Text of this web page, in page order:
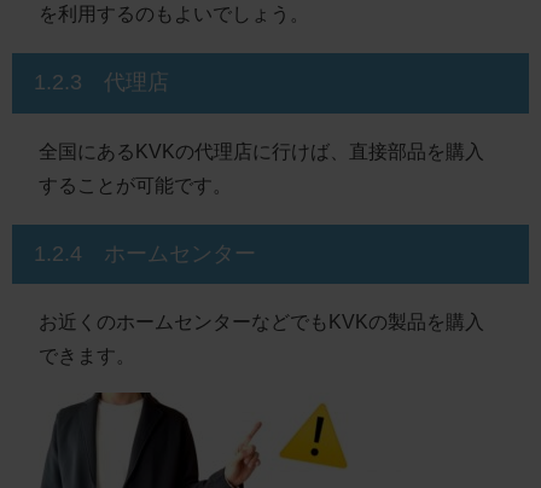
を利用するのもよいでしょう。
1.2.3 代理店
全国にあるKVKの代理店に行けば、直接部品を購入
することが可能です。
1.2.4 ホームセンター
お近くのホームセンターなどでもKVKの製品を購入
できます。